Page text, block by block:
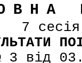
7
3 від